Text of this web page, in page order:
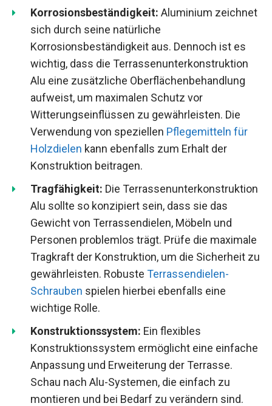
Korrosionsbeständigkeit: Aluminium zeichnet
sich durch seine natürliche
Korrosionsbeständigkeit aus. Dennoch ist es
wichtig, dass die Terrassenunterkonstruktion
Alu eine zusätzliche Oberflächenbehandlung
aufweist, um maximalen Schutz vor
Witterungseinflüssen zu gewährleisten. Die
Verwendung von speziellen Pflegemitteln für
Holzdielen kann ebenfalls zum Erhalt der
Konstruktion beitragen.
Tragfähigkeit: Die Terrassenunterkonstruktion
Alu sollte so konzipiert sein, dass sie das
Gewicht von Terrassendielen, Möbeln und
Personen problemlos trägt. Prüfe die maximale
Tragkraft der Konstruktion, um die Sicherheit zu
gewährleisten. Robuste Terrassendielen-
Schrauben spielen hierbei ebenfalls eine
wichtige Rolle.
Konstruktionssystem: Ein flexibles
Konstruktionssystem ermöglicht eine einfache
Anpassung und Erweiterung der Terrasse.
Schau nach Alu-Systemen, die einfach zu
montieren und bei Bedarf zu verändern sind.